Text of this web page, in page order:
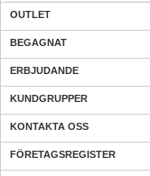
OUTLET
BEGAGNAT
ERBJUDANDE
KUNDGRUPPER
KONTAKTA OSS
FÖRETAGSREGISTER